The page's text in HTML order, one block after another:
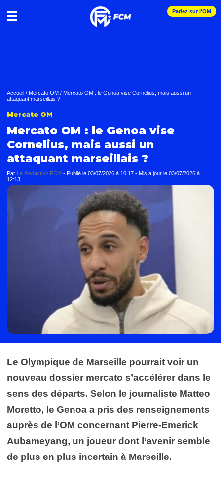
Pariez sur l'OM
Accueil / Mercato OM / Mercato OM : le Genoa vise Cornelius, mais aussi un
attaquant marseillais ?
Mercato OM
Mercato OM : le Genoa vise
Cornelius, mais aussi un
attaquant marseillais ?
Par La Redaction FCM - Publié le 03/07/2026 à 10:17 - Mis à jour le 03/07/2026 à
12:13
Le Olympique de Marseille pourrait voir un
nouveau dossier mercato s’accélérer dans le
sens des départs. Selon le journaliste Matteo
Moretto, le Genoa a pris des renseignements
auprès de l’OM concernant Pierre-Emerick
Aubameyang, un joueur dont l’avenir semble
de plus en plus incertain à Marseille.